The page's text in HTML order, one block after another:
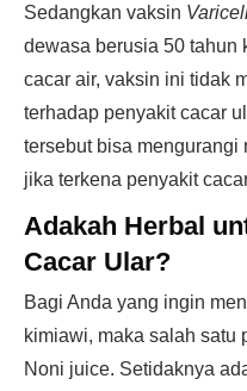
Sedangkan vaksin
dewasa berusia 50 tahun
cacar air, vaksin ini tidak
terhadap penyakit cacar
tersebut bisa mengurangi
jika terkena penyakit
Adakah Herbal
Cacar Ular?
Bagi Anda yang ingin
kimiawi, maka salah satu
Noni juice. Setidaknya